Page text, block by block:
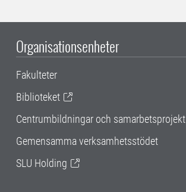
Organisationsenheter
Fakulteter
Biblioteket
Centrumbildningar och samarbetsprojekt
Gemensamma verksamhetsstödet
SLU Holding